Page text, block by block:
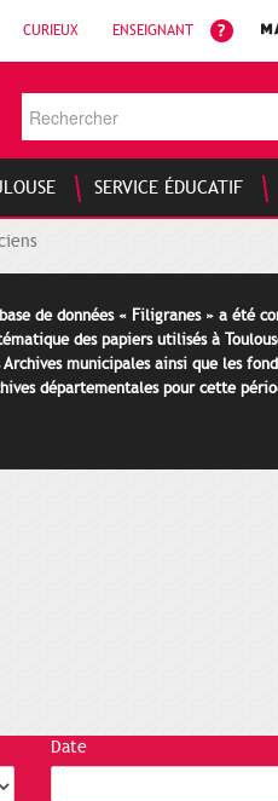
CURIEUX ENSEIGNANT
SERVICE ÉDUCATIF
de données « Filigranes » a été
des papiers utilisés à
Archives municipales ainsi que les
départementales pour cette
Date